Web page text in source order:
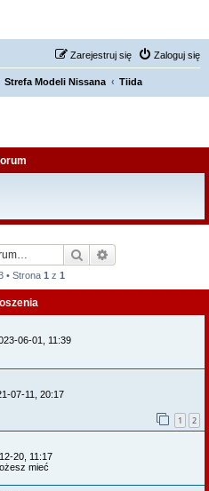
Zaloguj się
Zarejestruj się
Strefa Modeli Nissana Tiida
Szukaj
• Strona 1 z 1
06-01, 11:39
07-11, 20:17
1 2
20, 11:17
mieć